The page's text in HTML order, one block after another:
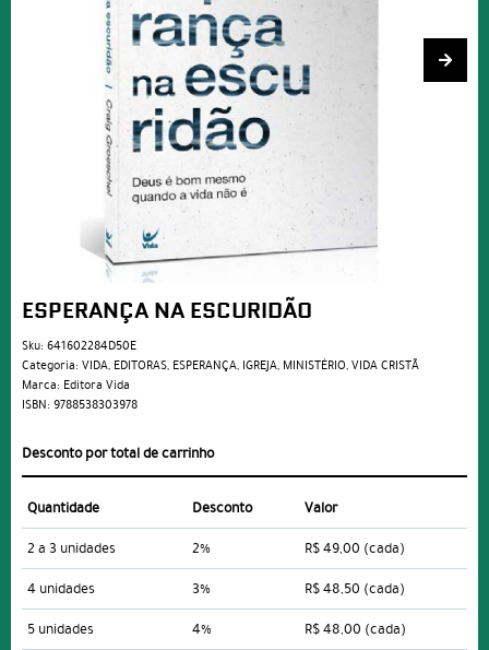
ESPERANÇA NA ESCURIDÃO
Sku: 641602284D50E
Categoria: VIDA, EDITORAS, ESPERANÇA, IGREJA, MINISTÉRIO,VIDA CRISTÃ
Marca: Editora Vida
ISBN: 9788538303978
Desconto por total de carrinho
Quantidade Desconto
Valor
2 a 3 unidades
2% R$ 49,00 (cada)
4 unidades
3% R$ 48,50 (cada)
5 unidades
4% R$ 48,00 (cada)